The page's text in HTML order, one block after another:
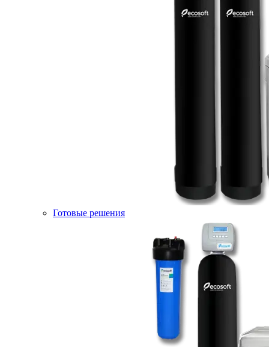
Готовые решения